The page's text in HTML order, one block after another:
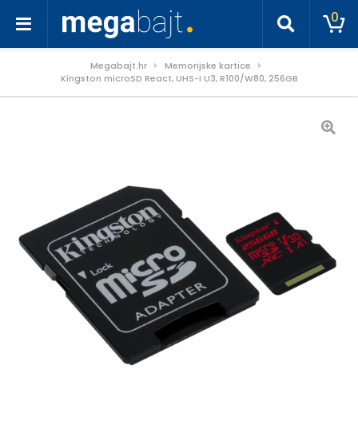
0
Megabajt.hr
Memorijske kartice
Kingston microSD React, UHS-I U3, R100/W80, 256GB